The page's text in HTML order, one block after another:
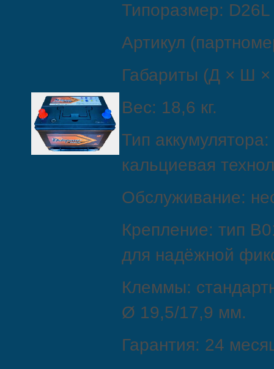
Типоразмер: D26L
Артикул
Габариты (Д × Ш
Вес: 18,6 кг.
Тип
кальциевая
Обслуживание:
Крепление: тип
для надёжной
Клеммы:
Ø 19,5/17,9 мм.
Гарантия: 24